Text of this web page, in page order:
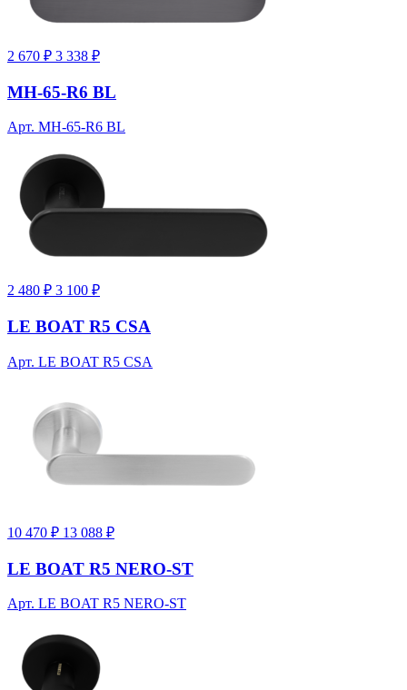
2 670 ₽ 3 338 ₽
MH-65-R6 BL
Арт. MH-65-R6 BL
2 480 ₽ 3 100 ₽
LE BOAT R5 CSA
Арт. LE BOAT R5 CSA
10 470 ₽ 13 088 ₽
LE BOAT R5 NERO-ST
Арт. LE BOAT R5 NERO-ST